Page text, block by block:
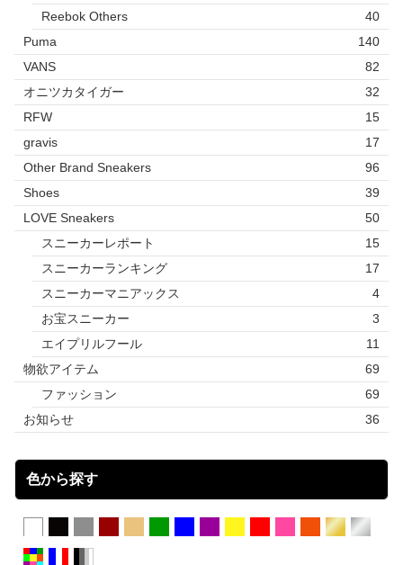
Reebok Others
40
Puma
140
VANS
82
オニツカタイガー
32
RFW
15
gravis
17
Other Brand Sneakers
96
Shoes
39
LOVE Sneakers
50
スニーカーレポート
15
スニーカーランキング
17
スニーカーマニアックス
4
お宝スニーカー
3
エイプリルフール
11
物欲アイテム
69
ファッション
69
お知らせ
36
色から探す